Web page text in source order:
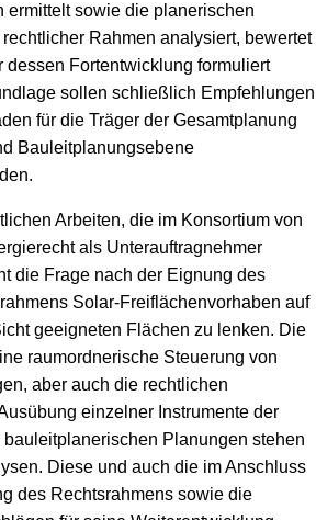
ermittelt sowie die planerischen
rechtlicher Rahmen analysiert, bewertet
dessen Fortentwicklung formuliert
sollen schließlich Empfehlungen
für die Träger der Gesamtplanung
Bauleitplanungsebene
Arbeiten, die im Konsortium von
als Unterauftragnehmer
die Frage nach der Eignung des
Solar-Freiflächenvorhaben auf
geeigneten Flächen zu lenken. Die
raumordnerische Steuerung von
aber auch die rechtlichen
einzelner Instrumente der
Planungen stehen
Diese und auch die im Anschluss
des Rechtsrahmens sowie die